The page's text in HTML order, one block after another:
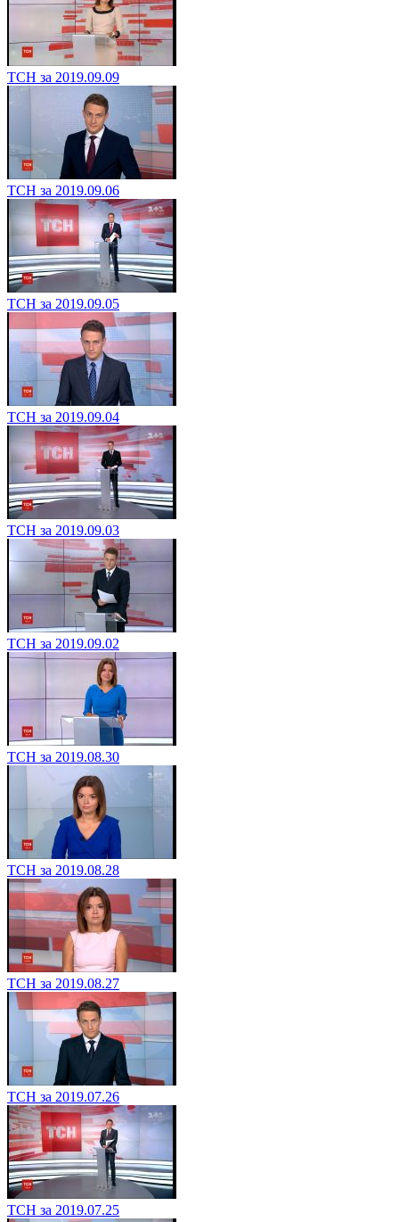
ТСН за 2019.09.09
ТСН за 2019.09.06
ТСН за 2019.09.05
ТСН за 2019.09.04
ТСН за 2019.09.03
ТСН за 2019.09.02
ТСН за 2019.08.30
ТСН за 2019.08.28
ТСН за 2019.08.27
ТСН за 2019.07.26
ТСН за 2019.07.25